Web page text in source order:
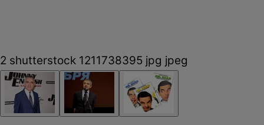
2 shutterstock 1211738395 jpg jpeg